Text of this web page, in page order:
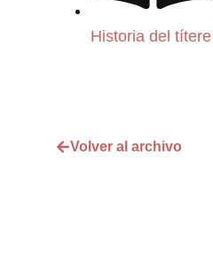
Historia del títere
Volver al archivo